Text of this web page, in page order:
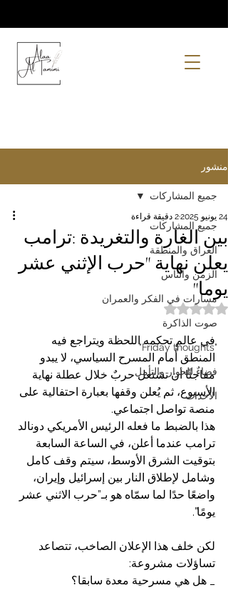
منشور
جميع المشاركات
العراق والمنطقة
الزمن والناس
مسارات في الفكر والعمران
صوت الذاكرة
"Friday thoughts"
فضاءٌ للحوار والتأمل
الأحداث
جميع المشاركات
بين الغارة والتغريدة :ترامب
يعلن نهاية "حرب الإثني عشر
يوما"
24 يونيو 2025 2 دقيقة قراءة
تم التقييم بـ ليس رقمًا من أصل 5 نجوم.
في عالمٍ تحكمه اللحظة ويتراجع فيه
المنطق أمام المسرح السياسي، لا يبدو
مفاجئًا أن تشتعل حربٌ خلال عطلة نهاية
الأسبوع، ثم يُعلن وقفها بعبارة احتفالية على
منصة تواصل اجتماعي.
هذا بالضبط ما فعله الرئيس الأمريكي دونالد
ترامب عندما أعلن، في الساعة السابعة
بتوقيت الشرق الأوسط، سيتم وقف كامل
وشامل لإطلاق النار بين إسرائيل وإيران،
واضعًا حدًا لما سمّاه هو بـ”حرب الاثني عشر
يومًا”.
لكن خلف هذا الإعلان الصاخب، تتصاعد
تساؤلات مشروعة:
_ هل هي مسرحية معدة سابقا؟